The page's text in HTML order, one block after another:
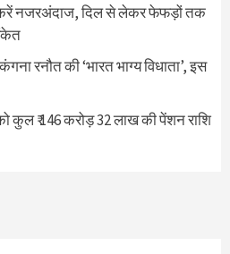
करें नजरअंदाज, दिल से लेकर फेफड़ों तक
रनौत की ‘भारत भाग्य विधाता’, इस
कुल ₹ 146 करोड़ 32 लाख की पेंशन राशि